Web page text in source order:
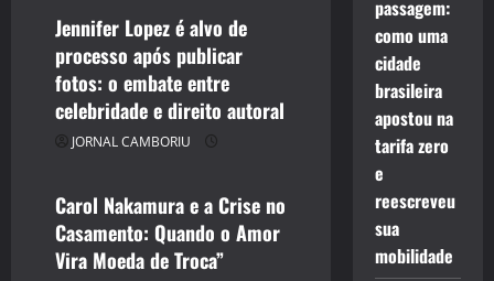
Jennifer Lopez é alvo de
processo após publicar
fotos: o embate entre
celebridade e direito autoral
JORNAL CAMBORIU
CELEBRIDADES
CINEMA TEATRO TV INTERNET
ENTRETENIMENTO
JORNAL CAMBORIU
Carol Nakamura e a Crise no
Casamento: Quando o Amor
Vira Moeda de Troca”
passagem:
como uma
cidade
brasileira
apostou na
tarifa zero
e
reescreveu
sua
mobilidade